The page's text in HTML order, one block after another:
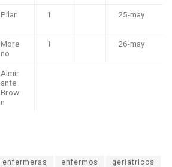
Pilar 1 25-may
More
no
1 26-may
Almir
ante
Brow
n
enfermeras enfermos geriatricos